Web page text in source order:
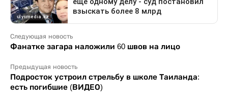
Следующая новость
Фанатке загара наложили 60 швов на лицо
Предыдущая новость
Подросток устроил стрельбу в школе Таиланда:
есть погибшие (ВИДЕО)